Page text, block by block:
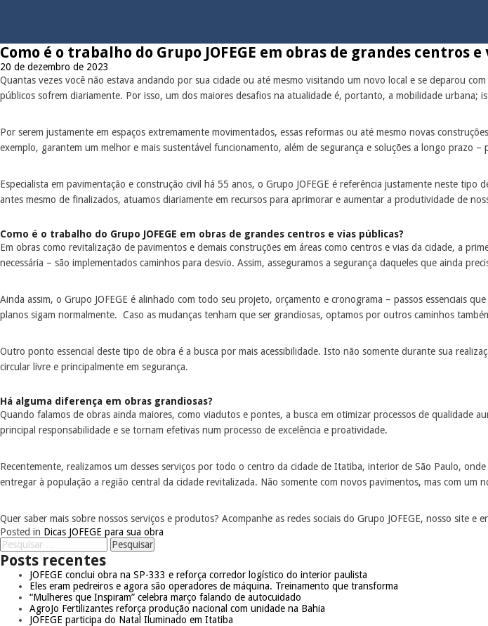
Como é o trabalho do Grupo JOFEGE em obras de grandes centros e
20 de dezembro de 2023
Quantas vezes você não estava andando por sua cidade ou até mesmo visitando um novo local e se deparou
públicos sofrem diariamente. Por isso, um dos maiores desafios na atualidade é, portanto, a mobilidade urbana;
Por serem justamente em espaços extremamente movimentados, essas reformas ou até mesmo novas
exemplo, garantem um melhor e mais sustentável funcionamento, além de segurança e soluções a longo prazo –
Especialista em pavimentação e construção civil há 55 anos, o Grupo JOFEGE é referência justamente neste
antes mesmo de finalizados, atuamos diariamente em recursos para aprimorar e aumentar a produtividade de
Como é o trabalho do Grupo JOFEGE em obras de grandes centros e vias públicas?
Em obras como revitalização de pavimentos e demais construções em áreas como centros e vias da cidade, a
necessária – são implementados caminhos para desvio. Assim, asseguramos a segurança daqueles que ainda
Ainda assim, o Grupo JOFEGE é alinhado com todo seu projeto, orçamento e cronograma – passos essenciais
planos sigam normalmente. Caso as mudanças tenham que ser grandiosas, optamos por outros caminhos
Outro ponto essencial deste tipo de obra é a busca por mais acessibilidade. Isto não somente durante sua
circular livre e principalmente em segurança.
Há alguma diferença em obras grandiosas?
Quando falamos de obras ainda maiores, como viadutos e pontes, a busca em otimizar processos de qualidade
principal responsabilidade e se tornam efetivas num processo de excelência e proatividade.
Recentemente, realizamos um desses serviços por todo o centro da cidade de Itatiba, interior de São Paulo,
entregar à população a região central da cidade revitalizada. Não somente com novos pavimentos, mas com
Quer saber mais sobre nossos serviços e produtos? Acompanhe as redes sociais do Grupo JOFEGE, nosso site
Posted in Dicas JOFEGE para sua obra
Posts recentes
JOFEGE conclui obra na SP-333 e reforça corredor logístico do interior paulista
Eles eram pedreiros e agora são operadores de máquina. Treinamento que transforma
“Mulheres que Inspiram” celebra março falando de autocuidado
AgroJo Fertilizantes reforça produção nacional com unidade na Bahia
JOFEGE participa do Natal Iluminado em Itatiba